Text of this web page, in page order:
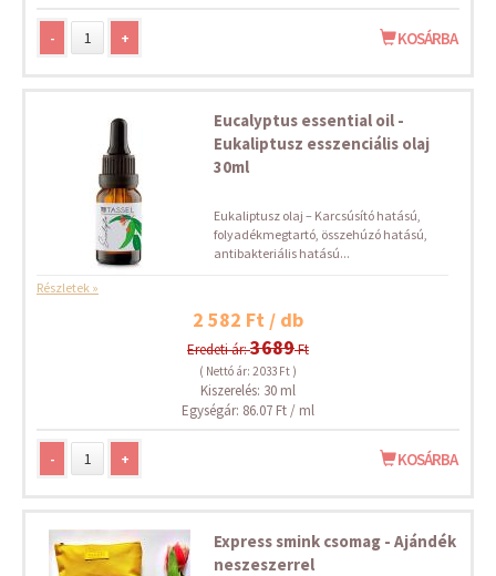
- + KOSÁRBA
Eucalyptus essential oil -
Eukaliptusz esszenciális olaj
30ml
Eukaliptusz olaj – Karcsúsító hatású,
folyadékmegtartó, összehúzó hatású,
antibakteriális hatású...
Részletek »
2 582 Ft / db
Eredeti ár:3689Ft
( Nettó ár: 2 033 Ft )
Kiszerelés: 30 ml
Egységár: 86.07 Ft / ml
- + KOSÁRBA
Express smink csomag - Ajándék
neszeszerrel